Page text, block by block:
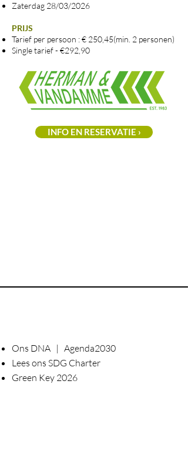
Zaterdag 28/03/2026
PRIJS
Tarief per persoon : € 250,45(min. 2 personen)
Single tarief - €292,90
INFO EN RESERVATIE ›
Ons DNA | Agenda2030
Lees ons SDG Charter
Green Key 2026